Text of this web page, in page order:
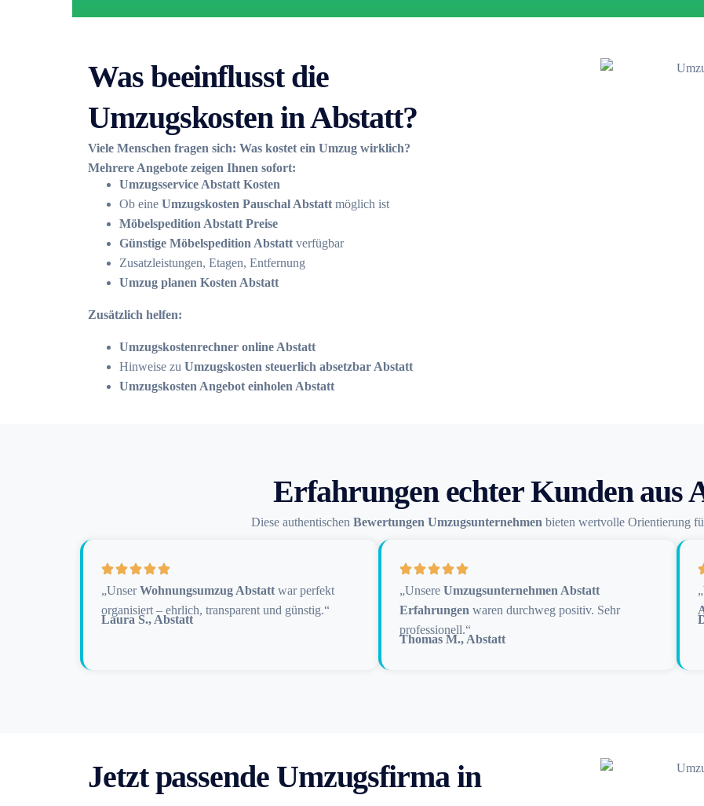
Was beeinflusst die
Umzugskosten in Abstatt?
Viele Menschen fragen sich: Was kostet ein Umzug wirklich?
Mehrere Angebote zeigen Ihnen sofort:
Umzugsservice Abstatt Kosten
Ob eine Umzugskosten Pauschal Abstatt möglich ist
Möbelspedition Abstatt Preise
Günstige Möbelspedition Abstatt verfügbar
Zusatzleistungen, Etagen, Entfernung
Umzug planen Kosten Abstatt
Zusätzlich helfen:
Umzugskostenrechner online Abstatt
Hinweise zu Umzugskosten steuerlich absetzbar Abstatt
Umzugskosten Angebot einholen Abstatt
Erfahrungen echter Kunden aus
Diese authentischen Bewertungen Umzugsunternehmen bieten wertvolle Orientierung
„UnserWohnungsumzug Abstatt war perfekt
organisiert – ehrlich, transparent und günstig.“
Laura S., Abstatt
„Unsere Umzugsunternehmen Abstatt
Erfahrungen waren durchweg positiv. Sehr
professionell.“
Thomas M., Abstatt
Jetzt passende Umzugsfirma in